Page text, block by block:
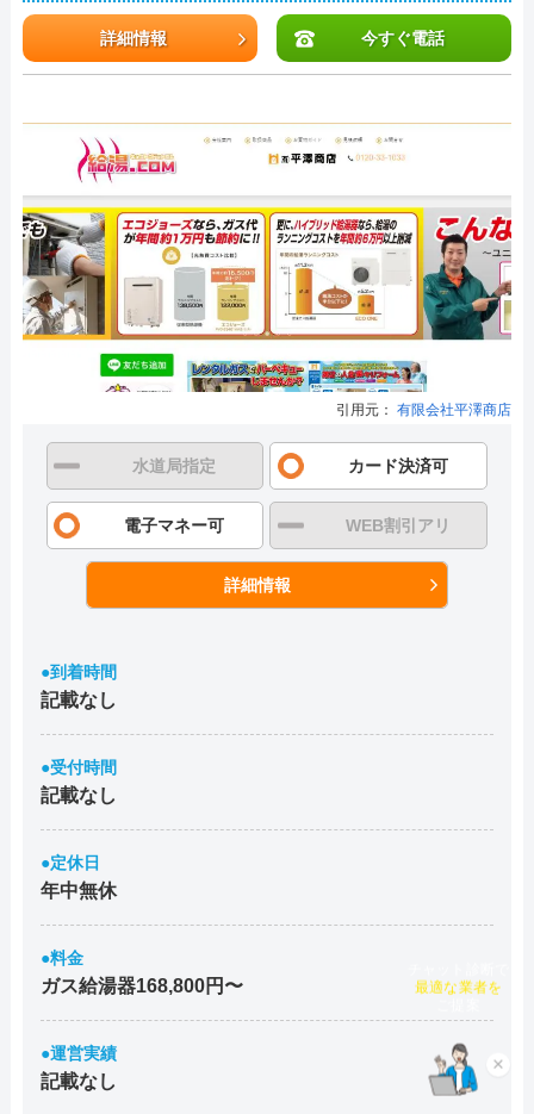
詳細情報 今すぐ電話
引用元： 有限会社平澤商店
水道局指定 カード決済可
電子マネー可 WEB割引アリ
詳細情報
●到着時間
記載なし
●受付時間
記載なし
●定休日
年中無休
●料金
ガス給湯器168,800円〜
●運営実績
記載なし ×
チャット診断で
最適な業者を